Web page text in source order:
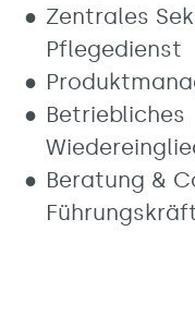
Zentrales
Pflegedienst
Betriebliches
Beratung &